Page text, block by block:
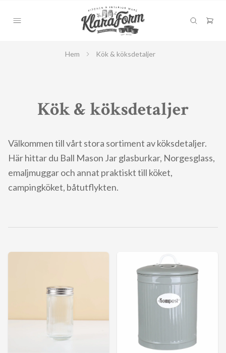
Hem Kök & köksdetaljer
Kök & köksdetaljer
Välkommen till vårt stora sortiment av köksdetaljer.
Här hittar du Ball Mason Jar glasburkar, Norgesglass,
emaljmuggar och annat praktiskt till köket,
campingköket, båtutflykten.